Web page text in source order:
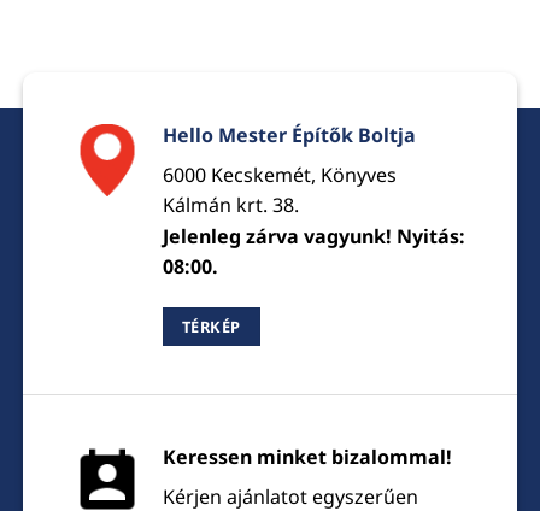
Hello Mester Építők Boltja
6000 Kecskemét, Könyves
Kálmán krt. 38.
Jelenleg zárva vagyunk! Nyitás:
08:00.
TÉRKÉP
Keressen minket bizalommal!
Kérjen ajánlatot egyszerűen